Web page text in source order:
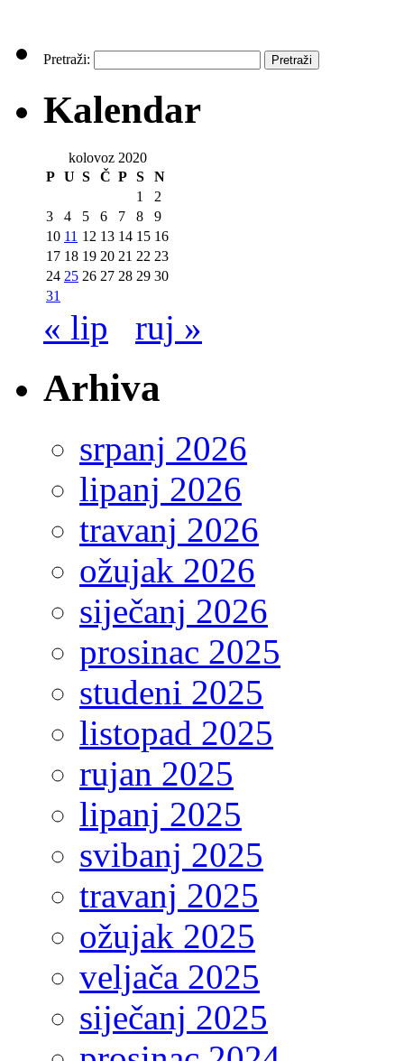
Pretraži:
Kalendar
kolovoz 2020
P U S Č P S
N
1
2
3
4 5 6 7 8
9
10 11 12 13 14 15 16
17 18 19 20 21 22 23
24 25 26 27 28 29 30
31
« lip ruj »
Arhiva
srpanj 2026
lipanj 2026
travanj 2026
ožujak 2026
siječanj 2026
prosinac 2025
studeni 2025
listopad 2025
rujan 2025
lipanj 2025
svibanj 2025
travanj 2025
ožujak 2025
veljača 2025
siječanj 2025